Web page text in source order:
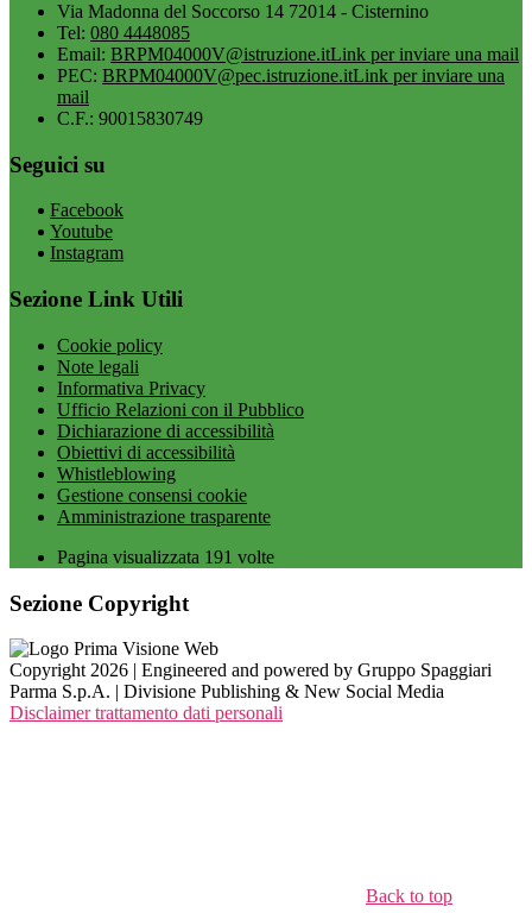
Via Madonna del Soccorso 14 72014 - Cisternino
Tel: 080 4448085
Email: BRPM04000V@istruzione.itLink per inviare una mail
PEC: BRPM04000V@pec.istruzione.itLink per inviare una
mail
C.F.: 90015830749
Seguici su
Facebook
Youtube
Instagram
Sezione Link Utili
Cookie policy
Note legali
Informativa Privacy
Ufficio Relazioni con il Pubblico
Dichiarazione di accessibilità
Obiettivi di accessibilità
Whistleblowing
Gestione consensi cookie
Amministrazione trasparente
Pagina visualizzata 191 volte
Sezione Copyright
Copyright 2026 | Engineered and powered by Gruppo Spaggiari
Parma S.p.A. | Divisione Publishing & New Social Media
Disclaimer trattamento dati personali
Back to top